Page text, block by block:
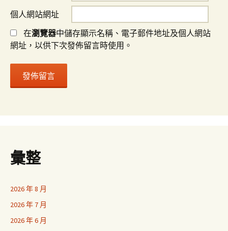
個人網站網址
在瀏覽器中儲存顯示名稱、電子郵件地址及個人網站
網址，以供下次發佈留言時使用。
彙整
2026 年 8 月
2026 年 7 月
2026 年 6 月